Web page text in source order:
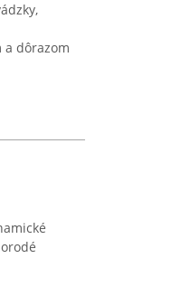
a dôrazom